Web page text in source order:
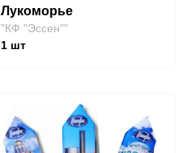
Лукоморье
"КФ "Эссен""
1шт